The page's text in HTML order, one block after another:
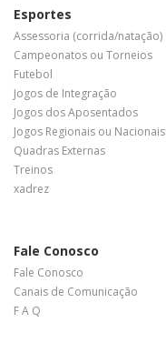
Esportes
Assessoria (corrida/natação)
Campeonatos ou Torneios
Futebol
Jogos de Integração
Jogos dos Aposentados
Jogos Regionais ou Nacionais
Quadras Externas
Treinos
xadrez
Fale Conosco
Fale Conosco
Canais de Comunicação
F A Q